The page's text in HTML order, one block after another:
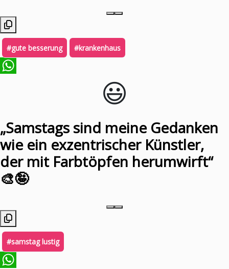
#gute besserung #krankenhaus
😃️
„Samstags sind meine Gedanken
wie ein exzentrischer Künstler,
der mit Farbtöpfen herumwirft“
🎨🤪
#samstag lustig